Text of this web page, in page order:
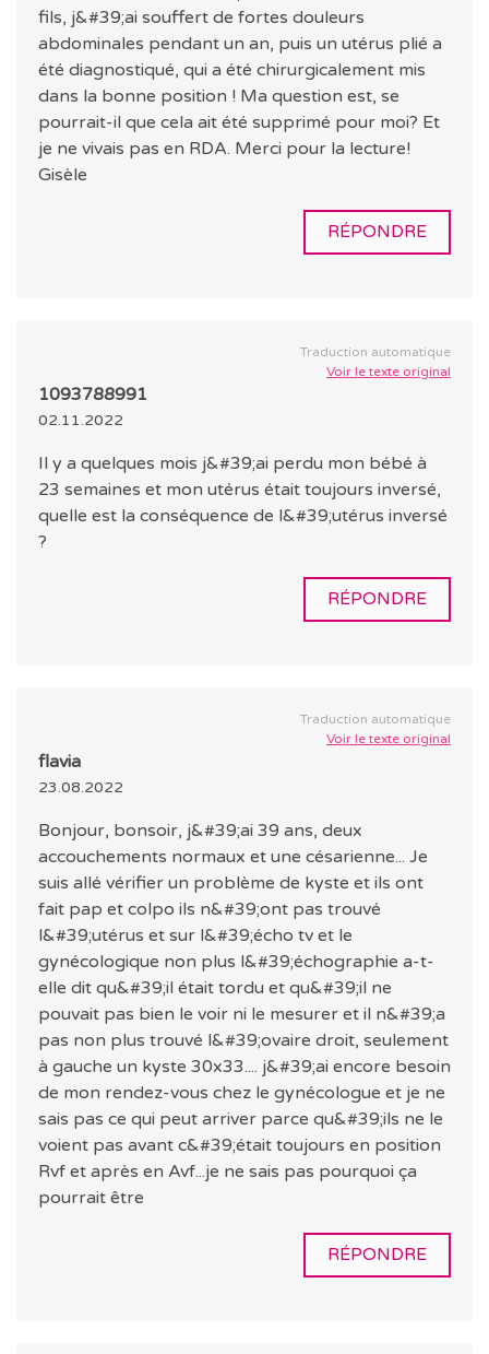
fils, j&#39;ai souffert de fortes douleurs
abdominales pendant un an, puis un utérus plié a
été diagnostiqué, qui a été chirurgicalement mis
dans la bonne position ! Ma question est, se
pourrait-il que cela ait été supprimé pour moi? Et
je ne vivais pas en RDA. Merci pour la lecture!
Gisèle
RÉPONDRE
Traduction automatique
Voir le texte original
1093788991
02.11.2022
Il y a quelques mois j&#39;ai perdu mon bébé à
23 semaines et mon utérus était toujours inversé,
quelle est la conséquence de l&#39;utérus inversé
?
RÉPONDRE
Traduction automatique
Voir le texte original
flavia
23.08.2022
Bonjour, bonsoir, j&#39;ai 39 ans, deux
accouchements normaux et une césarienne... Je
suis allé vérifier un problème de kyste et ils ont
fait pap et colpo ils n&#39;ont pas trouvé
l&#39;utérus et sur l&#39;écho tv et le
gynécologique non plus l&#39;échographie a-t-
elle dit qu&#39;il était tordu et qu&#39;il ne
pouvait pas bien le voir ni le mesurer et il n&#39;a
pas non plus trouvé l&#39;ovaire droit, seulement
à gauche un kyste 30x33.... j&#39;ai encore besoin
de mon rendez-vous chez le gynécologue et je ne
sais pas ce qui peut arriver parce qu&#39;ils ne le
voient pas avant c&#39;était toujours en position
Rvf et après en Avf...je ne sais pas pourquoi ça
pourrait être
RÉPONDRE